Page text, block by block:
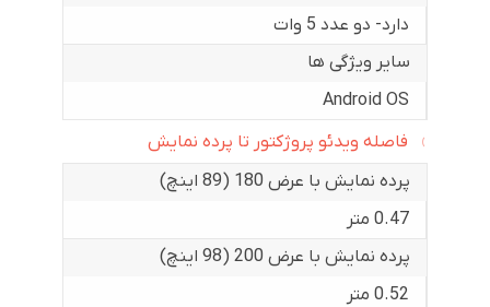
دارد- دو عدد 5 وات
سایر ویژگی ها
Android OS
فاصله ویدئو پروژکتور تا پرده نمایش
پرده نمایش با عرض 180 (89 اینچ)
0.47 متر
پرده نمایش با عرض 200 (98 اینچ)
0.52 متر